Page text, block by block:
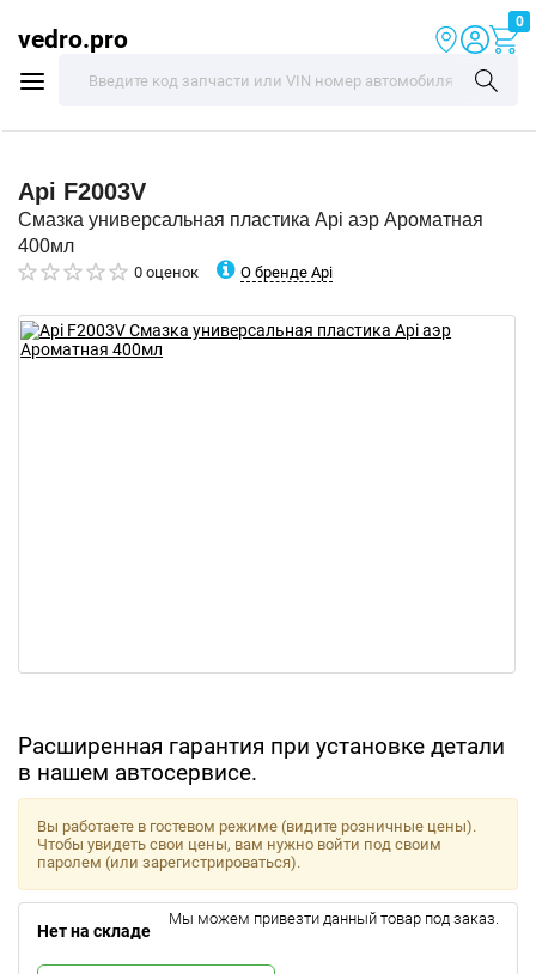
vedro.pro
0
Api F2003V
Смазка универсальная пластика Api аэр Ароматная
400мл
0 оценок О бренде Api
Расширенная гарантия при установке детали
в нашем автосервисе.
Вы работаете в гостевом режиме (видите розничные цены).
Чтобы увидеть свои цены, вам нужно войти под своим
паролем (или зарегистрироваться).
Нет на складе
Мы можем привезти данный товар под заказ.